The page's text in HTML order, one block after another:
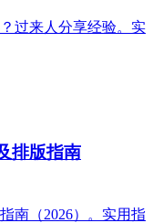
过来人分享经验。实
排版指南
南（2026）。实用指